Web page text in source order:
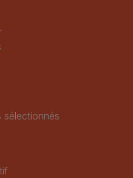
sélectionnés